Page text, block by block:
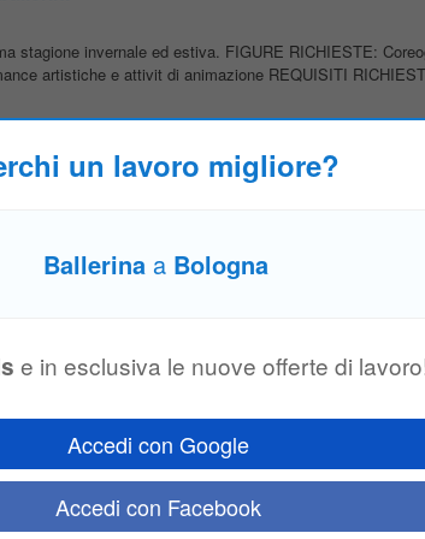
stagione invernale ed estiva. FIGURE RICHIESTE:
artistiche e attivit di animazione REQUISITI
ANIMAZIONE in grado di gestire team Nolimits
di foto ben visibile Verrai ricontattato da un nostro
e candidature, inviare CV con FOTO tramite e-mail e vi
un lavoro migliore?
Ballerina a Bologna
e in esclusiva le nuove offerte di
Accedi con Google
Accedi con Facebook